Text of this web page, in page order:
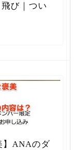
び｜つい
】ANAのダ